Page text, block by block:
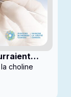
choline